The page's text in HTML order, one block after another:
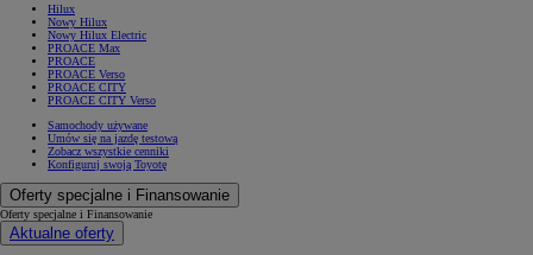
Hilux
Nowy Hilux
Nowy Hilux Electric
PROACE Max
PROACE
PROACE Verso
PROACE CITY
PROACE CITY Verso
Samochody używane
Umów się na jazdę testową
Zobacz wszystkie cenniki
Konfiguruj swoją Toyotę
Oferty specjalne i Finansowanie
Oferty specjalne i Finansowanie
Aktualne oferty